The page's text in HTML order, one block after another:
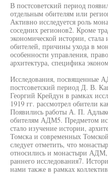
В постсоветский период
отдельным обителям или
Активно исследуется роль
соседних регионов2. Кроме
экономической истории, стала
обителей, причины ухода в
особенности управления,
архитектура, специфика
Исследования, посвященные
постсоветский период Д. В.
Георгий Крейдун в рамках
1919 гг. рассмотрел обители
Появились работы А. П.
обителям АДМ5. Предметом
стало изучение истории,
Томска и современных
следует отметить, что
относились и монастыри АДМ,
раннего исследования7.
нами также в рамках